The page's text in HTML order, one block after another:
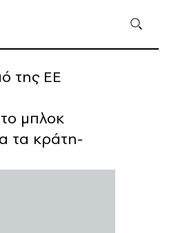
της ΕΕ
μπλοκ
τα κράτη-